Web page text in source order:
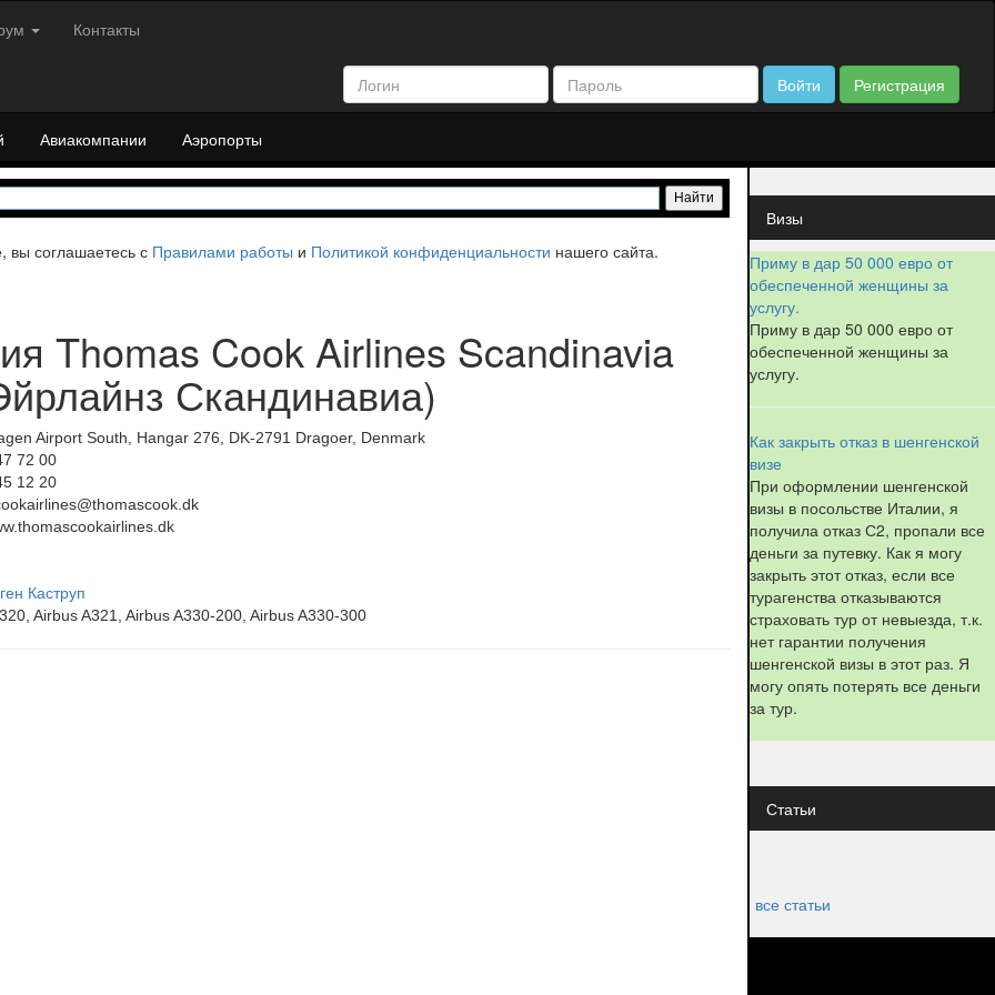
Контакты
Войти Регистрация
Авиакомпании Аэропорты
вы соглашаетесь с Правилами работы и Политикой конфиденциальности нашего сайта.
Thomas Cook Airlines Scandinavia
Скандинавиа)
Airport South, Hangar 276, DK-2791 Dragoer, Denmark
72 00
12 20
Каструп
Airbus A321, Airbus A330-200, Airbus A330-300
Визы
Приму в дар 50 000 евро от
обеспеченной женщины за
услугу.
Приму в дар 50 000 евро от
обеспеченной женщины за
услугу.
Как закрыть отказ в шенгенской
визе
При оформлении шенгенской
визы в посольстве Италии, я
получила отказ С2, пропали все
деньги за путевку. Как я могу
закрыть этот отказ, если все
турагенства отказываются
страховать тур от невыезда, т.к.
нет гарантии получения
шенгенской визы в этот раз. Я
могу опять потерять все деньги
за тур.
Статьи
все статьи